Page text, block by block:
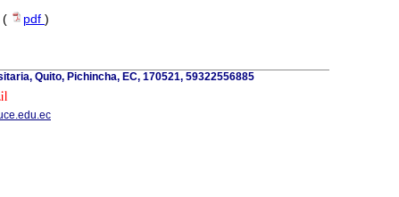
( pdf )
Quito, Pichincha, EC, 170521, 59322556885